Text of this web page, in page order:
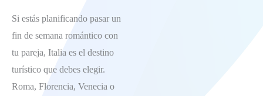
Si estás planificando pasar un
fin de semana romántico con
tu pareja, Italia es el destino
turístico que debes elegir.
Roma, Florencia, Venecia o